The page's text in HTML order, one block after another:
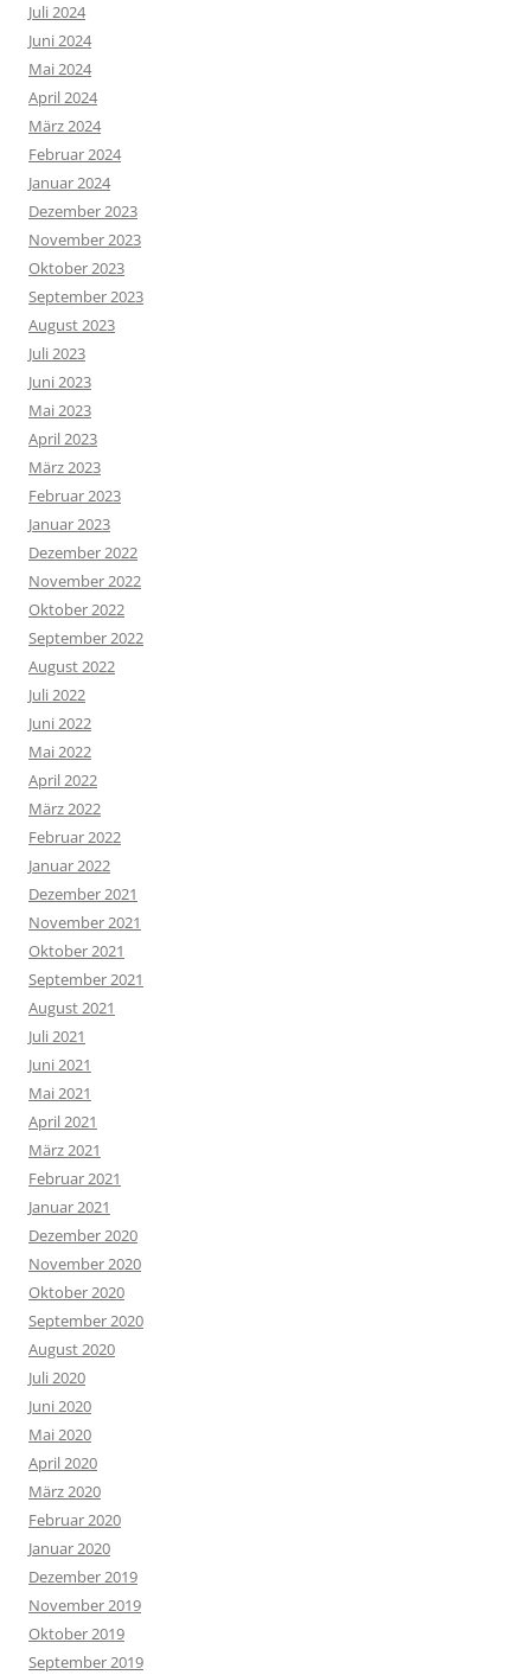
Juli 2024
Juni 2024
Mai 2024
April 2024
März 2024
Februar 2024
Januar 2024
Dezember 2023
November 2023
Oktober 2023
September 2023
August 2023
Juli 2023
Juni 2023
Mai 2023
April 2023
März 2023
Februar 2023
Januar 2023
Dezember 2022
November 2022
Oktober 2022
September 2022
August 2022
Juli 2022
Juni 2022
Mai 2022
April 2022
März 2022
Februar 2022
Januar 2022
Dezember 2021
November 2021
Oktober 2021
September 2021
August 2021
Juli 2021
Juni 2021
Mai 2021
April 2021
März 2021
Februar 2021
Januar 2021
Dezember 2020
November 2020
Oktober 2020
September 2020
August 2020
Juli 2020
Juni 2020
Mai 2020
April 2020
März 2020
Februar 2020
Januar 2020
Dezember 2019
November 2019
Oktober 2019
September 2019